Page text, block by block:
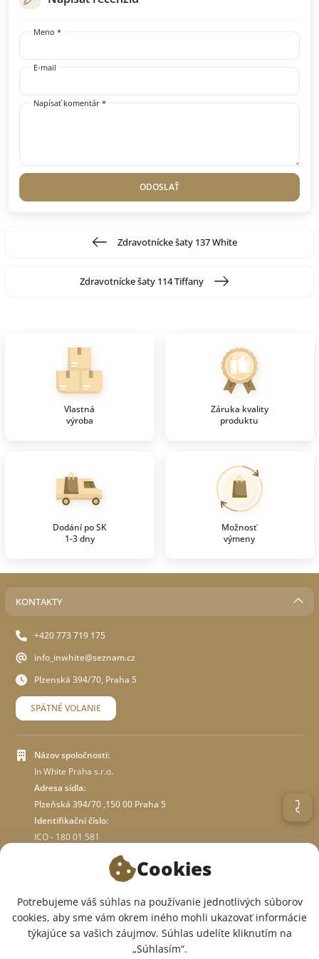
Meno *
E-mail
Napísať komentár *
ODOSLAŤ
Zdravotnícke šaty 137 White
Zdravotnícke šaty 114 Tiffany
Vlastná
výroba
Záruka kvality
produktu
Dodání po SK
1-3 dny
Možnosť
výmeny
KONTAKTY
+420 773 719 175
info_inwhite@seznam.cz
Plzenská 394/70, Praha 5
SPÄTNÉ VOLANIE
Názov spoločnosti:
In White Praha s.r.o.
Adresa sídla:
Plzeňská 394/70 ,150 00 Praha 5
Identifikační číslo:
ICO - 180 01 581
O OBCHODE
SME V SOCIÁLNYCH SIEŤACH:
Cookies
Potrebujeme váš súhlas na používanie jednotlivých súborov
cookies, aby sme vám okrem iného mohli ukazovať informácie
týkajúce sa vašich záujmov. Súhlas udelíte kliknutím na
„Súhlasím“.